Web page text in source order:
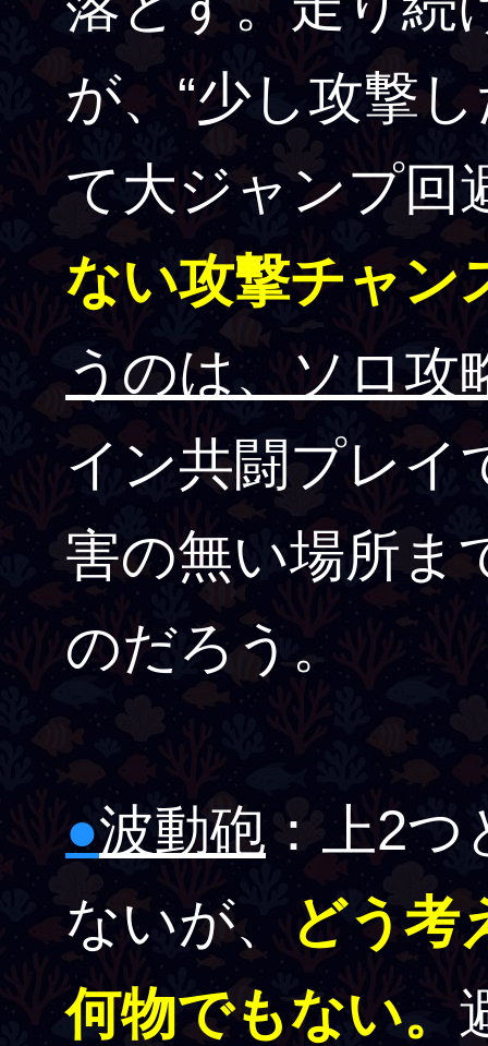
が、“少し攻撃
て大ジャンプ回
ない攻撃チャン
うのは、ソロ攻
イン共闘プレイ
害の無い場所ま
のだろう。
●波動砲 ：上2
ないが、
どう考
何物でもない。